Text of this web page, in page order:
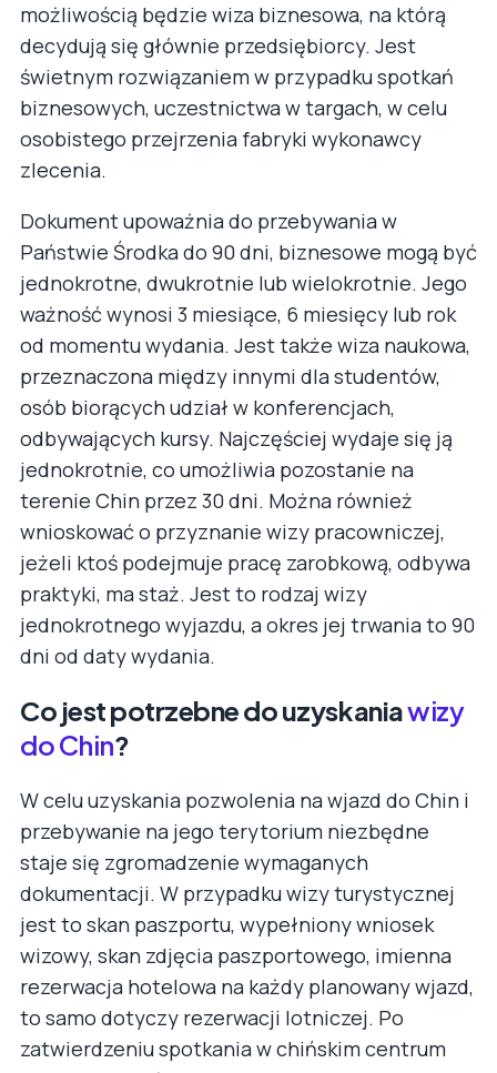
możliwością będzie wiza biznesowa, na którą
decydują się głównie przedsiębiorcy. Jest
świetnym rozwiązaniem w przypadku spotkań
biznesowych, uczestnictwa w targach, w celu
osobistego przejrzenia fabryki wykonawcy
zlecenia.
Dokument upoważnia do przebywania w
Państwie Środka do 90 dni, biznesowe mogą być
jednokrotne, dwukrotnie lub wielokrotnie. Jego
ważność wynosi 3 miesiące, 6 miesięcy lub rok
od momentu wydania. Jest także wiza naukowa,
przeznaczona między innymi dla studentów,
osób biorących udział w konferencjach,
odbywających kursy. Najczęściej wydaje się ją
jednokrotnie, co umożliwia pozostanie na
terenie Chin przez 30 dni. Można również
wnioskować o przyznanie wizy pracowniczej,
jeżeli ktoś podejmuje pracę zarobkową, odbywa
praktyki, ma staż. Jest to rodzaj wizy
jednokrotnego wyjazdu, a okres jej trwania to 90
dni od daty wydania.
Co jest potrzebne do uzyskaniawizy
do Chin?
W celu uzyskania pozwolenia na wjazd do Chin i
przebywanie na jego terytorium niezbędne
staje się zgromadzenie wymaganych
dokumentacji. W przypadku wizy turystycznej
jest to skan paszportu, wypełniony wniosek
wizowy, skan zdjęcia paszportowego, imienna
rezerwacja hotelowa na każdy planowany wjazd,
to samo dotyczy rezerwacji lotniczej. Po
zatwierdzeniu spotkania w chińskim centrum